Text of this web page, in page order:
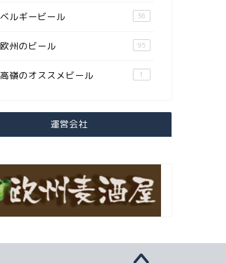
ベルギービール 36
欧州のビール 95
高嶺のオススメビール 1
運営会社